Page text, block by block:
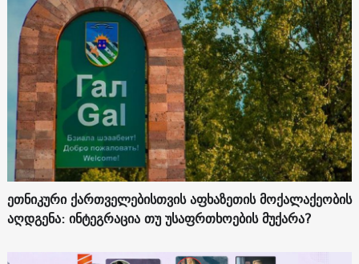
ეთნიკური ქართველებისთვის აფხაზეთის მოქალაქეობის
აღდგენა: ინტეგრაცია თუ უსაფრთხოების მუქარა?